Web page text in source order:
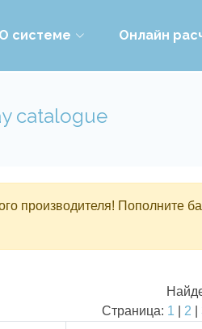
О системе Онлайн
catalogue
производителя! Пополните
Страница: 1 2